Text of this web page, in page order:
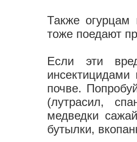
Также огурцам
тоже поедают
Если эти
почве.
(лутрасил,
медведки
бутылки,